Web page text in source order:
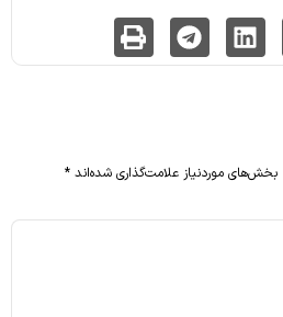
بخش‌های موردنیاز علامت‌گذاری شده‌اند *